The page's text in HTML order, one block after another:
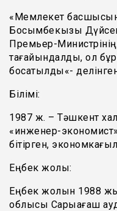
«Мемлекет
Босымбекқызы
Премьер-
тағайындалды, ол
босатылды«-
Білімі:
1987 ж. – Тәшкент
«инженер-
бітірген,
Еңбек жолы:
Еңбек жолын 1988
облысы Сарыағаш